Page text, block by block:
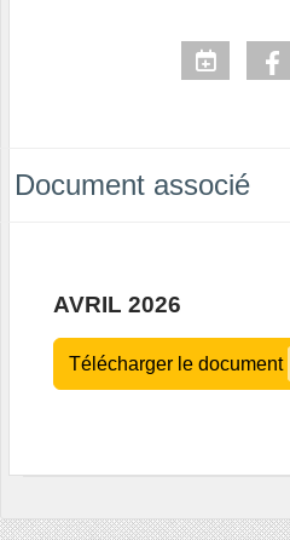
Document associé
AVRIL 2026
Télécharger le document